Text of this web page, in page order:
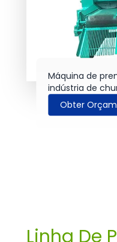
Máquina de
indústria de
Obter
Linha De